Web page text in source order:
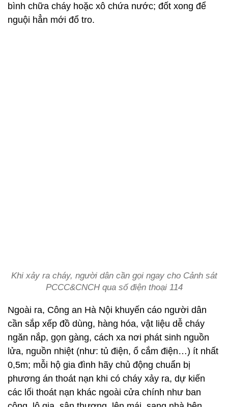
bình chữa cháy hoặc xô chứa nước; đốt xong để
nguội hẳn mới đổ tro.
Khi xảy ra cháy, người dân cần gọi ngay cho Cảnh sát
PCCC&CNCH qua số điện thoại 114
Ngoài ra, Công an Hà Nội khuyến cáo người dân
cần sắp xếp đồ dùng, hàng hóa, vật liệu dễ cháy
ngăn nắp, gọn gàng, cách xa nơi phát sinh nguồn
lửa, nguồn nhiệt (như: tủ điện, ổ cắm điện…) ít nhất
0,5m; mỗi hộ gia đình hãy chủ động chuẩn bị
phương án thoát nạn khi có cháy xảy ra, dự kiến
các lối thoát nạn khác ngoài cửa chính như ban